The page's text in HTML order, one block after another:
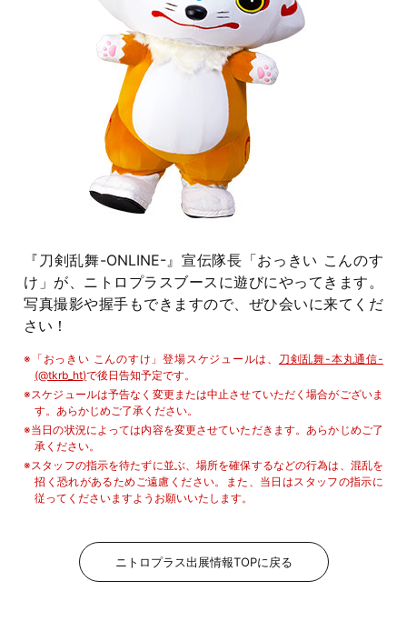
『刀剣乱舞-ONLINE-』宣伝隊長「おっきい こんのす
け」が、ニトロプラスブースに遊びにやってきます。
写真撮影や握手もできますので、ぜひ会いに来てくだ
さい！
「おっきい こんのすけ」登場スケジュールは、 刀剣乱舞-本丸通信-
(@tkrb_ht)で後日告知予定です。
スケジュールは予告なく変更または中止させていただく場合がございま
す。あらかじめご了承ください。
当日の状況によっては内容を変更させていただきます。あらかじめご了
承ください。
スタッフの指示を待たずに並ぶ、場所を確保するなどの行為は、混乱を
招く恐れがあるためご遠慮ください。また、当日はスタッフの指示に
従ってくださいますようお願いいたします。
ニトロプラス出展情報TOPに戻る